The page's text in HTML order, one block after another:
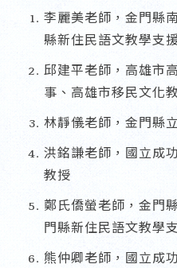
李麗美老師，金門縣
縣新住民語文教學支
邱建平老師，高雄市
事、高雄市移民文化
林靜儀老師，金門縣
洪銘謙老師，國立成
教授
鄭氏僑螢老師，金門
門縣新住民語文教學
熊仲卿老師，國立成